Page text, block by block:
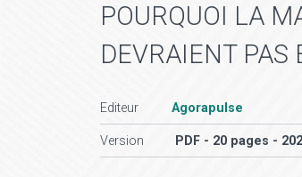
POURQUOI LA
DEVRAIENT PAS
Editeur Agorapulse
Version PDF - 20 pages -